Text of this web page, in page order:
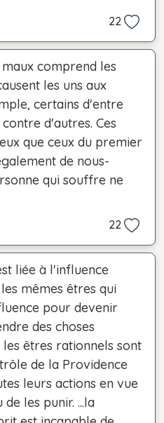
22
comprend les
les uns aux
certains d'entre
d'autres. Ces
que ceux du premier
de nous-
qui souffre ne
22
liée à l'influence
mêmes êtres qui
pour devenir
des choses
êtres rationnels sont
de la Providence
leurs actions en vue
les punir. ...la